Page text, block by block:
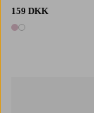
159 DKK
2 farver